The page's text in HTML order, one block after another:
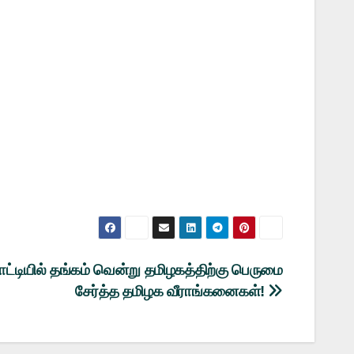
தங்கம் வென்று தமிழகத்திற்கு பெருமை
சேர்த்த தமிழக வீராங்கனைகள்!